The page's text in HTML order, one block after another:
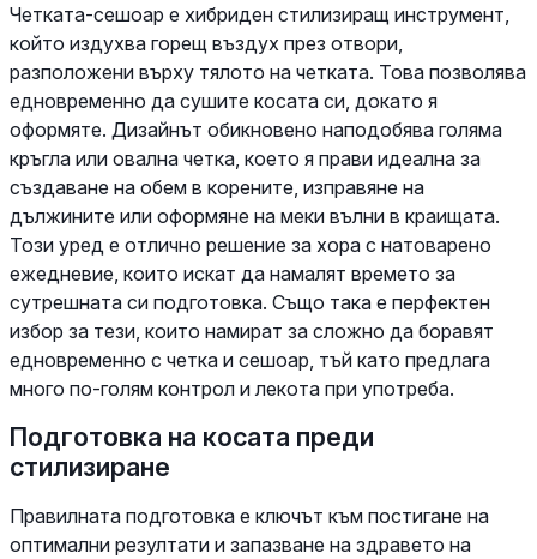
Четката-сешоар е хибриден стилизиращ инструмент,
който издухва горещ въздух през отвори,
разположени върху тялото на четката. Това позволява
едновременно да сушите косата си, докато я
оформяте. Дизайнът обикновено наподобява голяма
кръгла или овална четка, което я прави идеална за
създаване на обем в корените, изправяне на
дължините или оформяне на меки вълни в краищата.
Този уред е отлично решение за хора с натоварено
ежедневие, които искат да намалят времето за
сутрешната си подготовка. Също така е перфектен
избор за тези, които намират за сложно да боравят
едновременно с четка и сешоар, тъй като предлага
много по-голям контрол и лекота при употреба.
Подготовка на косата преди
стилизиране
Правилната подготовка е ключът към постигане на
оптимални резултати и запазване на здравето на